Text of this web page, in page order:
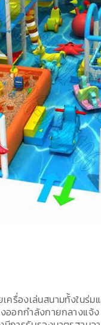
เครื่องเล่นสนามทั้งในร่
ออกกำลังกายกลางแ